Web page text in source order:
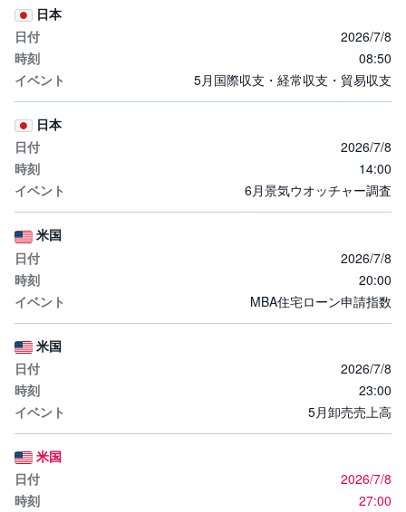
日本
2026/7/8
08:50
5月国際収支・経常収支・貿易収支
日本
2026/7/8
14:00
6月景気ウオッチャー調査
米国
2026/7/8
20:00
MBA住宅ローン申請指数
米国
2026/7/8
23:00
5月卸売売上高
米国
2026/7/8
27:00